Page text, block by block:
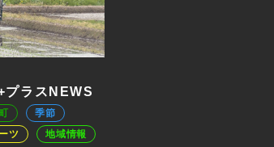
ラスNEWS
季節
ツ 地域情報